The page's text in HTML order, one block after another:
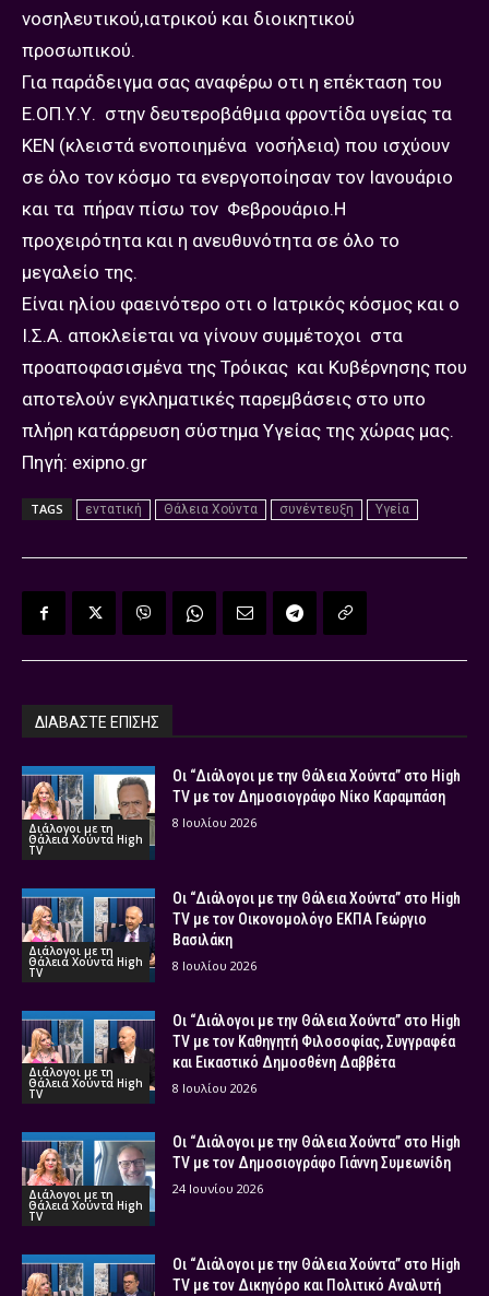
νοσηλευτικού,ιατρικού και διοικητικού
προσωπικού.
Για παράδειγμα σας αναφέρω οτι η επέκταση του
Ε.ΟΠ.Υ.Υ. στην δευτεροβάθμια φροντίδα υγείας τα
ΚΕΝ (κλειστά ενοποιημένα νοσήλεια) που ισχύουν
σε όλο τον κόσμο τα ενεργοποίησαν τον Ιανουάριο
και τα πήραν πίσω τον Φεβρουάριο.Η
προχειρότητα και η ανευθυνότητα σε όλο το
μεγαλείο της.
Είναι ηλίου φαεινότερο οτι ο Ιατρικός κόσμος και ο
Ι.Σ.Α. αποκλείεται να γίνουν συμμέτοχοι στα
προαποφασισμένα της Τρόικας και Κυβέρνησης που
αποτελούν εγκληματικές παρεμβάσεις στο υπο
πλήρη κατάρρευση σύστημα Υγείας της χώρας μας.
Πηγή: exipno.gr
TAGS εντατική Θάλεια Χούντα συνέντευξη Υγεία
ΔΙΑΒΑΣΤΕ ΕΠΙΣΗΣ
Διάλογοι με τη
Θάλεια Χούντα High
TV
Οι “Διάλογοι με την Θάλεια Χούντα” στο High
TV με τον Δημοσιογράφο Νίκο Καραμπάση
8 Ιουλίου 2026
Διάλογοι με τη
Θάλεια Χούντα High
TV
Οι “Διάλογοι με την Θάλεια Χούντα” στο High
TV με τον Οικονομολόγο ΕΚΠΑ Γεώργιο
Βασιλάκη
8 Ιουλίου 2026
Διάλογοι με τη
Θάλεια Χούντα High
TV
Οι “Διάλογοι με την Θάλεια Χούντα” στο High
TV με τον Καθηγητή Φιλοσοφίας, Συγγραφέα
και Εικαστικό Δημοσθένη Δαββέτα
8 Ιουλίου 2026
Διάλογοι με τη
Θάλεια Χούντα High
TV
Οι “Διάλογοι με την Θάλεια Χούντα” στο High
TV με τον Δημοσιογράφο Γιάννη Συμεωνίδη
24 Ιουνίου 2026
Οι “Διάλογοι με την Θάλεια Χούντα” στο High
TV με τον Δικηγόρο και Πολιτικό Αναλυτή